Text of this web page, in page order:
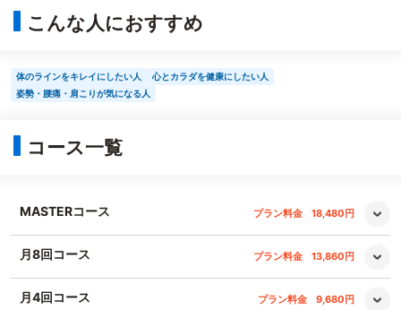
こんな人におすすめ
体のラインをキレイにしたい人
心とカラダを健康にしたい人
姿勢・腰痛・肩こりが気になる人
コース一覧
MASTERコース プラン料金 18,480円
月8回コース プラン料金 13,860円
月4回コース プラン料金 9,680円